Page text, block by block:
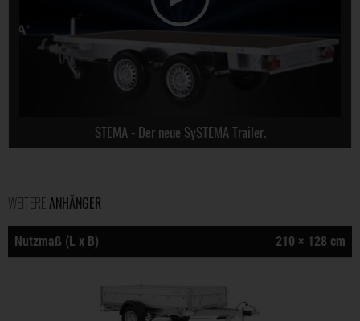
STEMA - Der neue SySTEMA Trailer.
WEITERE ANHÄNGER
Nutzmaß (L x B) 210 × 128 cm